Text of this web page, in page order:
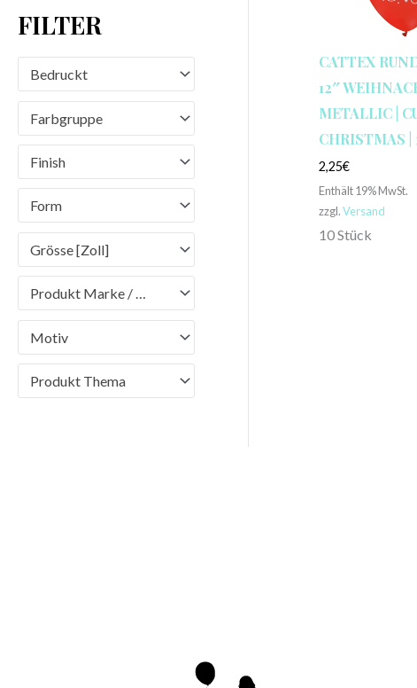
FILTER
Bedruckt
Farbgruppe
Finish
Form
Grösse [Zoll]
Produkt Marke / Brand
Motiv
Produkt Thema
CATTEX
12″
METALLIC |
CHRISTMAS |
2,25€
Enthält 19% MwSt.
zzgl.Versand
10 Stück